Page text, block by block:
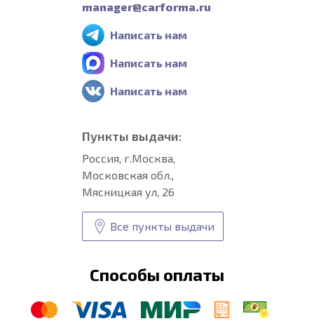
manager@carforma.ru
Написать нам
Написать нам
Написать нам
Пункты выдачи:
Россия, г.Москва,
Московская обл.,
Мясницкая ул, 26
Все пункты выдачи
Способы оплаты